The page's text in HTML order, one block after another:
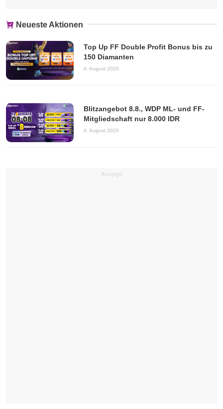
Neueste Aktionen
Top Up FF Double Profit Bonus bis zu
150 Diamanten
4. August 2026
Blitzangebot 8.8., WDP ML- und FF-
Mitgliedschaft nur 8.000 IDR
4. August 2026
Anzeige